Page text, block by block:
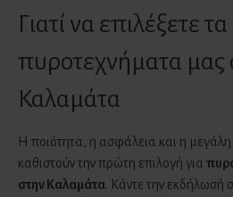
Γιατί να επιλέξετε τα
πυροτεχνήματα μας
Καλαμάτα
Η ποιότητα, η ασφάλεια και η μεγάλη
καθιστούν την πρώτη επιλογή για
στην Καλαμάτα. Κάντε την εκδήλωσή